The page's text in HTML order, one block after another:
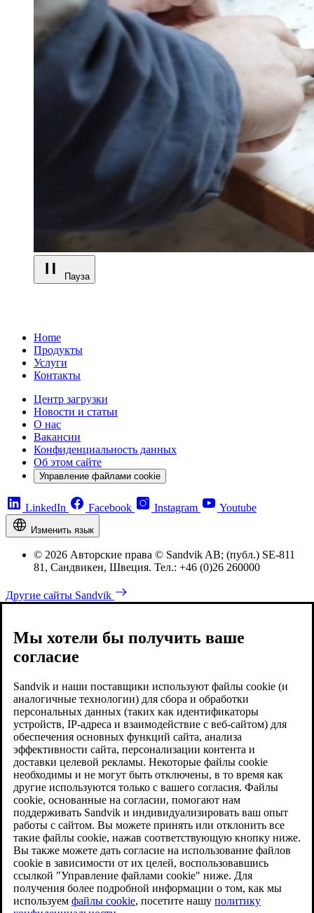
Пауза
Home
Продукты
Услуги
Контакты
Центр загрузки
Новости и статьи
О нас
Вакансии
Конфиденциальность данных
Об этом сайте
Управление файлами cookie
LinkedIn Facebook Instagram Youtube
Изменить язык
© 2026 Авторские права © Sandvik AB; (публ.) SE-811
81, Сандвикен, Швеция. Тел.: +46 (0)26 260000
Другие сайты Sandvik
Мы хотели бы получить ваше
согласие
Sandvik и наши поставщики используют файлы cookie (и
аналогичные технологии) для сбора и обработки
персональных данных (таких как идентификаторы
устройств, IP-адреса и взаимодействие с веб-сайтом) для
обеспечения основных функций сайта, анализа
эффективности сайта, персонализации контента и
доставки целевой рекламы. Некоторые файлы cookie
необходимы и не могут быть отключены, в то время как
другие используются только с вашего согласия. Файлы
cookie, основанные на согласии, помогают нам
поддерживать Sandvik и индивидуализировать ваш опыт
работы с сайтом. Вы можете принять или отклонить все
такие файлы cookie, нажав соответствующую кнопку ниже.
Вы также можете дать согласие на использование файлов
cookie в зависимости от их целей, воспользовавшись
ссылкой "Управление файлами cookie" ниже. Для
получения более подробной информации о том, как мы
используем файлы cookie, посетите нашу политику